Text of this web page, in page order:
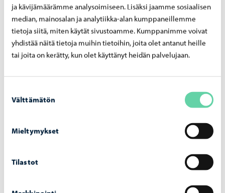
ja kävijämäärämme analysoimiseen. Lisäksi jaamme sosiaalisen
median, mainosalan ja analytiikka-alan kumppaneillemme
tietoja siitä, miten käytät sivustoamme. Kumppanimme voivat
yhdistää näitä tietoja muihin tietoihin, joita olet antanut heille
tai joita on kerätty, kun olet käyttänyt heidän palvelujaan.
valinta
Välttämätön
Mieltymykset
Tilastot
Porvoon vesi -24.7.2026
Porvoon vesi poistaa säätöaseman
Gammelbackantien kohdalta – työt alkavat
29.7
Porvoon vesi ottaa käyttöön paperilaskun